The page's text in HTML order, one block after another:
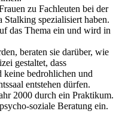
zu Fachleuten bei der
Stalking spezialisiert haben.
das Thema ein und wird in
beraten sie darüber, wie
gestaltet, dass
keine bedrohlichen und
entstehen dürfen.
2000 durch ein Praktikum.
soziale Beratung ein.